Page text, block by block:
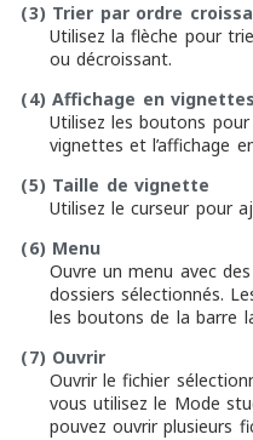
(3) Trier par ordre
Utilisez la flèche pour
ou décroissant.
(4) Affichage en vignettes
Utilisez les boutons pour
vignettes et l’affichage
(5) Taille de vignette
Utilisez le curseur pour
(6) Menu
Ouvre un menu avec
dossiers sélectionnés.
les boutons de la barre
(7) Ouvrir
Ouvrir le fichier
vous utilisez le Mode
pouvez ouvrir plusieurs